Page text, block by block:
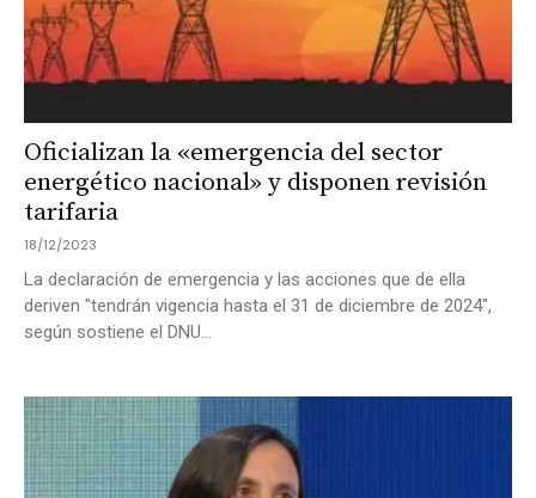
Oficializan la «emergencia del sector
energético nacional» y disponen revisión
tarifaria
18/12/2023
La declaración de emergencia y las acciones que de ella
deriven "tendrán vigencia hasta el 31 de diciembre de 2024",
según sostiene el DNU...